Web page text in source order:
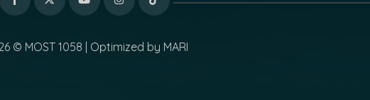
© MOST 1058 | Optimized by MARI